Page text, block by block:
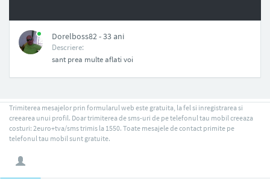
Dorelboss82 - 33 ani
Descriere:
sant prea multe aflati voi
Trimiterea mesajelor prin formularul web este gratuita, la fel si inregistrarea si
creearea unui profil. Doar trimiterea de sms-uri de pe telefonul tau mobil creeaza
costuri: 2euro+tva/sms trimis la 1550. Toate mesajele de contact primite pe
telefonul tau mobil sunt gratuite.